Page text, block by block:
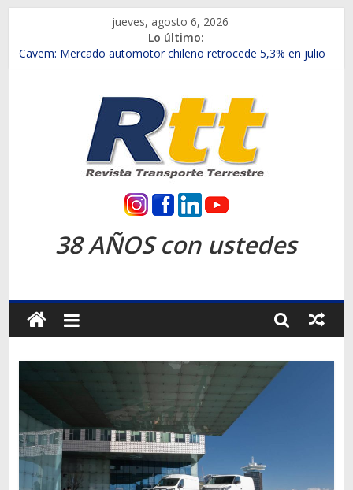
contenido
jueves, agosto 6, 2026
Lo último:
Chile es el primer mercado internacional en lanzar la nueva
Salfa suma vehículos electrificados de Chevrolet en el Biobío
Samex amplía su red con nuevas sucursales en Rancagua y
SINOTRUK Pick-ups presentó la recién estrenada Bolden en
la Expo Compras Públicas 2026
Revista
Transporte
Terrestre
motos,
información
del
mundo
del
38 AÑOS con ustedes